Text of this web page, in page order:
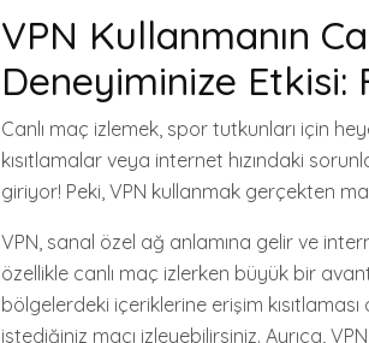
VPN Kullanmanın
Deneyiminize
Canlı maç izlemek, spor tutkunları için
kısıtlamalar veya internet hızındaki
giriyor! Peki, VPN kullanmak gerçekten
VPN, sanal özel ağ anlamına gelir ve
özellikle canlı maç izlerken büyük bir
bölgelerdeki içeriklerine erişim
istediğiniz maçı izleyebilirsiniz. Ayrıca,